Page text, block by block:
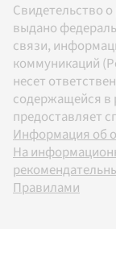
Свидетельство
выдано
связи,
коммуникаций
несет
содержащейся в
предоставляет
Информация об
На
Правилами